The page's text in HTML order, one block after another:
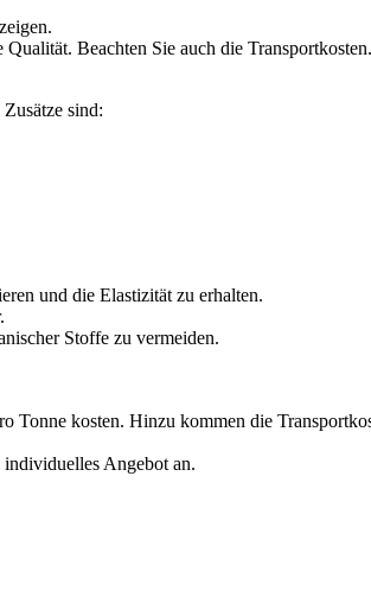
Beachten Sie auch die Transportkosten.
sind:
und die Elastizität zu erhalten.
Stoffe zu vermeiden.
kosten. Hinzu kommen die
Angebot an.